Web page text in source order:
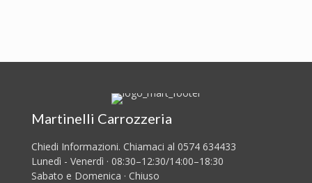
Martinelli Carrozzeria
Chiedi Informazioni. Chiamaci al 0574 634433
Lunedì - Venerdì · 08:30–12:30/14:00–18:30
Sabato e Domenica · Chiuso